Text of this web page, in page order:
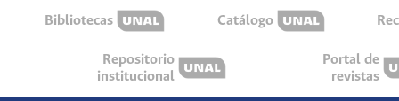
Bibliotecas Catálogo
Repositorio
institucional
Portal de
revistas